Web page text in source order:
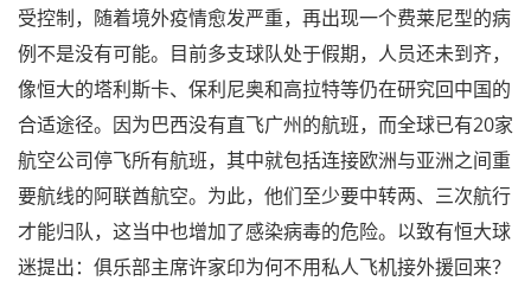
受控制，随着境外疫情愈发严重，再出现一个费莱尼型的病
例不是没有可能。目前多支球队处于假期，人员还未到齐，
像恒大的塔利斯卡、保利尼奥和高拉特等仍在研究回中国的
合适途径。因为巴西没有直飞广州的航班，而全球已有20家
航空公司停飞所有航班，其中就包括连接欧洲与亚洲之间重
要航线的阿联酋航空。为此，他们至少要中转两、三次航行
才能归队，这当中也增加了感染病毒的危险。以致有恒大球
迷提出：俱乐部主席许家印为何不用私人飞机接外援回来？